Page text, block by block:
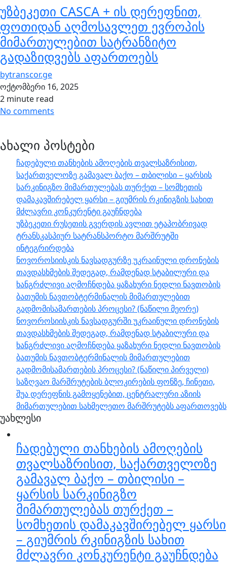
უზბეკეთი CASCA + ის დერეფნით,
ფოთიდან აღმოსავლეთ ევროპის
მიმართულებით სატრანზიტო
გადაზიდვებს აფართოებს
bytranscor.ge
ოქტომბერი 16, 2025
2 minute read
No comments
ახალი პოსტები
ჩადებული თანხების ამოღების თვალსაზრისით,
საქართველოზე გამავალ ბაქო – თბილისი – ყარსის
სარკინიგზო მიმართულებას თურქეთ – სომხეთის
დამაკავშირებელ ყარსი – გიუმრის რკინიგზის სახით
მძლავრი კონკურენტი გაუჩნდება
უზბეკეთი რუსეთის გვერდის ავლით ეტაპობრივად
ტრანსკასპიურ სატრანსპორტო მარშრუტში
ინტეგრირდება
ნოვოროსიისკის ნავსადგურზე უკრაინული დრონების
თავდასხმების შედეგად, რამდენად სტაბილური და
ხანგრძლივი აღმოჩნდება ყაზახური ნედლი ნავთობის
ბათუმის ნავთობტერმინალის მიმართულებით
გადმომისამართების პროცესი? (ნაწილი მეორე)
ნოვოროსიისკის ნავსადგურში უკრაინული დრონების
თავდასხმების შედეგად, რამდენად სტაბილური და
ხანგრძლივი აღმოჩნდება ყაზახური ნედლი ნავთობის
ბათუმის ნავთობტერმინალის მიმართულებით
გადმომისამართების პროცესი? (ნაწილი პირველი)
საზღვაო მარშრუტების ბლოკირების ფონზე, ჩინეთი,
შუა დერეფნის გამოყენებით, ცენტრალური აზიის
მიმართულებით სახმელეთო მარშრუტებს აფართოვებს
უახლესი
ჩადებული თანხების ამოღების
თვალსაზრისით, საქართველოზე
გამავალ ბაქო – თბილისი –
ყარსის სარკინიგზო
მიმართულებას თურქეთ –
სომხეთის დამაკავშირებელ ყარსი
– გიუმრის რკინიგზის სახით
მძლავრი კონკურენტი გაუჩნდება